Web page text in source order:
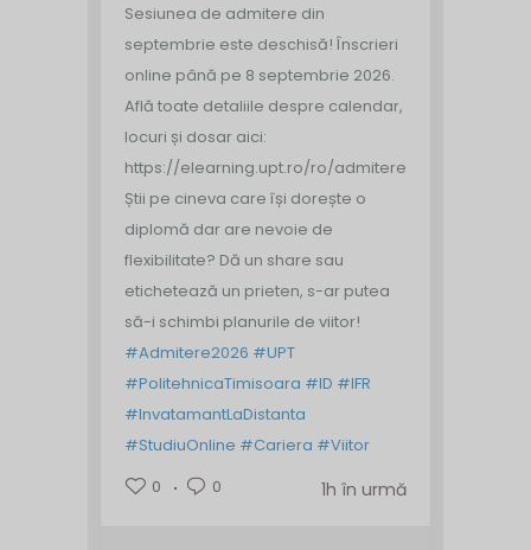
Sesiunea de admitere din
septembrie este deschisă! Înscrieri
online până pe 8 septembrie 2026.
Află toate detaliile despre calendar,
locuri și dosar aici:
https://elearning.upt.ro/ro/admitere/
Știi pe cineva care își dorește o
diplomă dar are nevoie de
flexibilitate? Dă un share sau
etichetează un prieten, s-ar putea
să-i schimbi planurile de viitor!
#Admitere2026 #UPT
#PolitehnicaTimisoara #ID #IFR
#InvatamantLaDistanta
#StudiuOnline #Cariera #Viitor
0
0 1h în urmă